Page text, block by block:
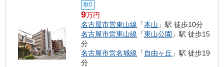
敷0
9万円
名古屋市営東山線 「本山 」駅 徒歩10分
名古屋市営東山線 「東山公園 」駅 徒歩15
分
名古屋市営名城線 「 自由ヶ丘 」駅 徒歩19
分